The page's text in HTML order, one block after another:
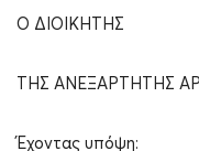
Ο ΔΙΟΙΚΗΤΗΣ
ΤΗΣ ΑΝΕΞΑΡΤΗΤΗΣ
Έχοντας υπόψη: